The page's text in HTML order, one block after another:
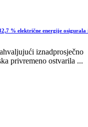
% električne energije osigurala
iznadprosječno
privremeno ostvarila ...